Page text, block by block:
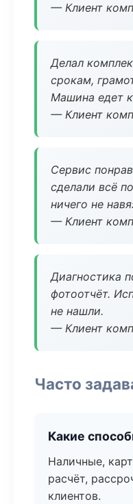
— Клиент
Делал
срокам,
Машина едет
— Клиент
Сервис
сделали всё
ничего не
— Клиент
Диагностика
фотоотчёт.
не нашли.
— Клиент
Часто
Какие
Наличные,
расчёт,
клиентов.